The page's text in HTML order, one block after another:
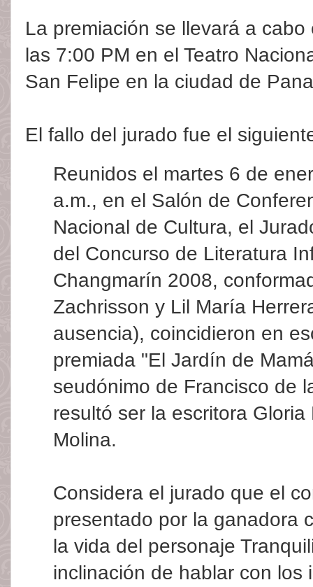
La premiación se llevará a
las 7:00 PM en el Teatro
San Felipe en la ciudad de
El fallo del jurado fue el
Reunidos el martes 6 de
a.m., en el Salón de
Nacional de Cultura, el
del Concurso de Literatura
Changmarín 2008,
Zachrisson y Lil María
ausencia), coincidieron en
premiada "El Jardín de
seudónimo de Francisco de
resultó ser la escritora
Molina.
Considera el jurado que el
presentado por la ganadora
la vida del personaje
inclinación de hablar con los